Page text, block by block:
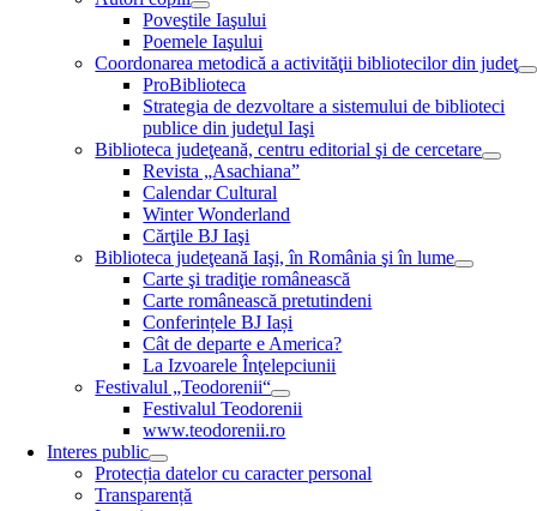
Poveştile Iaşului
Poemele Iaşului
Coordonarea metodică a activităţii bibliotecilor din judeţ
ProBiblioteca
Strategia de dezvoltare a sistemului de biblioteci
publice din judeţul Iaşi
Biblioteca judeţeană, centru editorial şi de cercetare
Revista „Asachiana”
Calendar Cultural
Winter Wonderland
Cărţile BJ Iaşi
Biblioteca judeţeană Iaşi, în România şi în lume
Carte şi tradiţie românească
Carte românească pretutindeni
Conferințele BJ Iași
Cât de departe e America?
La Izvoarele Înţelepciunii
Festivalul „Teodorenii“
Festivalul Teodorenii
www.teodorenii.ro
Interes public
Protecția datelor cu caracter personal
Transparență